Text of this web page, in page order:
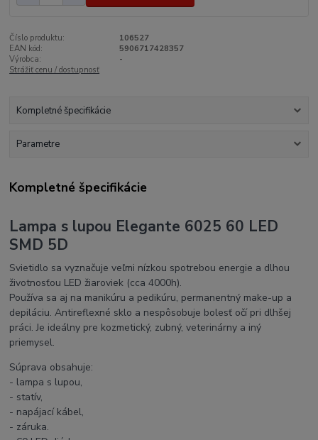
Číslo produktu:
106527
EAN kód:
5906717428357
Výrobca:
-
Strážiť cenu / dostupnosť
Kompletné špecifikácie
Parametre
Kompletné špecifikácie
Lampa s lupou Elegante 6025 60 LED
SMD 5D
Svietidlo sa vyznačuje veľmi nízkou spotrebou energie a dlhou
životnosťou LED žiaroviek (cca 4000h).
Používa sa aj na manikúru a pedikúru, permanentný make-up a
depiláciu. Antireflexné sklo a nespôsobuje bolesť očí pri dlhšej
práci. Je ideálny pre kozmetický, zubný, veterinárny a iný
priemysel.
Súprava obsahuje:
- lampa s lupou,
- statív,
- napájací kábel,
- záruka.